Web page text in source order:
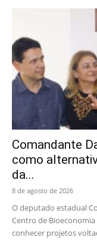
Comandante
como
da...
8 de agosto de 2026
O deputado estadual
Centro de Bioeconomia
conhecer projetos